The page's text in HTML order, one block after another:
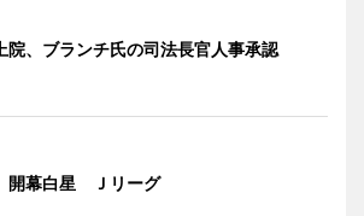
院、ブランチ氏の司法長官人事承認
開幕白星 Ｊリーグ